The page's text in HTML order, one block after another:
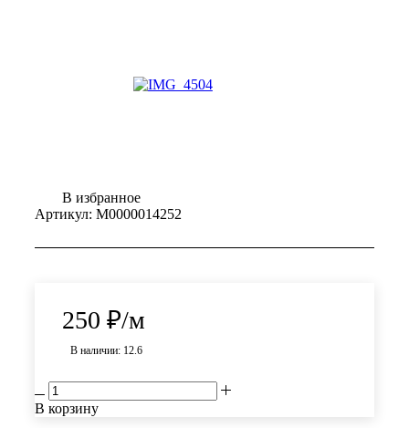
В избранное
Артикул: М0000014252
250 ₽/м
В наличии: 12.6
В корзину